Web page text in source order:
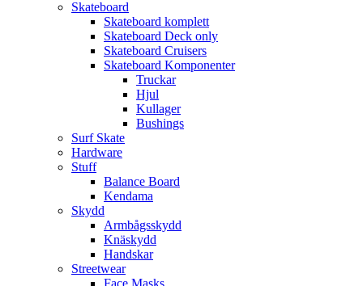
Skateboard
Skateboard komplett
Skateboard Deck only
Skateboard Cruisers
Skateboard Komponenter
Truckar
Hjul
Kullager
Bushings
Surf Skate
Hardware
Stuff
Balance Board
Kendama
Skydd
Armbågsskydd
Knäskydd
Handskar
Streetwear
Face Masks